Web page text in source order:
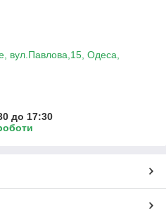
вул.Павлова,15, Одеса,
до 17:30